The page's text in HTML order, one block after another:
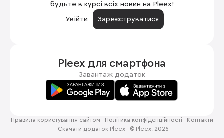
будьте в курсі всіх новин на Pleex!
Увійти
Зареєструватися
Pleex для смартфона
Завантаж додаток
Правила користування сайтом · Політика конфіденційності · Контакти
· Скачати додаток Pleex · © Pleex, 2026